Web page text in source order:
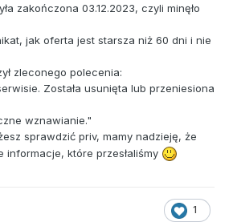
zakończona 03.12.2023, czyli minęło
jak oferta jest starsza niż 60 dni i nie
zleconego polecenia:
Została usunięta lub przeniesiona
wznawianie."
sprawdzić priv, mamy nadzieję, że
informacje, które przesłaliśmy
1